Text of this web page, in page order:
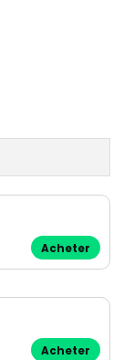
Acheter
Acheter